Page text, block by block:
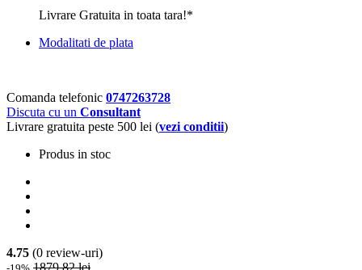
Livrare Gratuita in toata tara!*
Modalitati de plata
Comanda telefonic 0747263728
Discuta cu un Consultant
Livrare gratuita peste 500 lei (vezi conditii)
Produs in stoc
4.75 (0 review-uri)
1879.82 lei